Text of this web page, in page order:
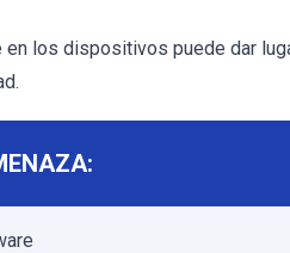
los dispositivos puede dar